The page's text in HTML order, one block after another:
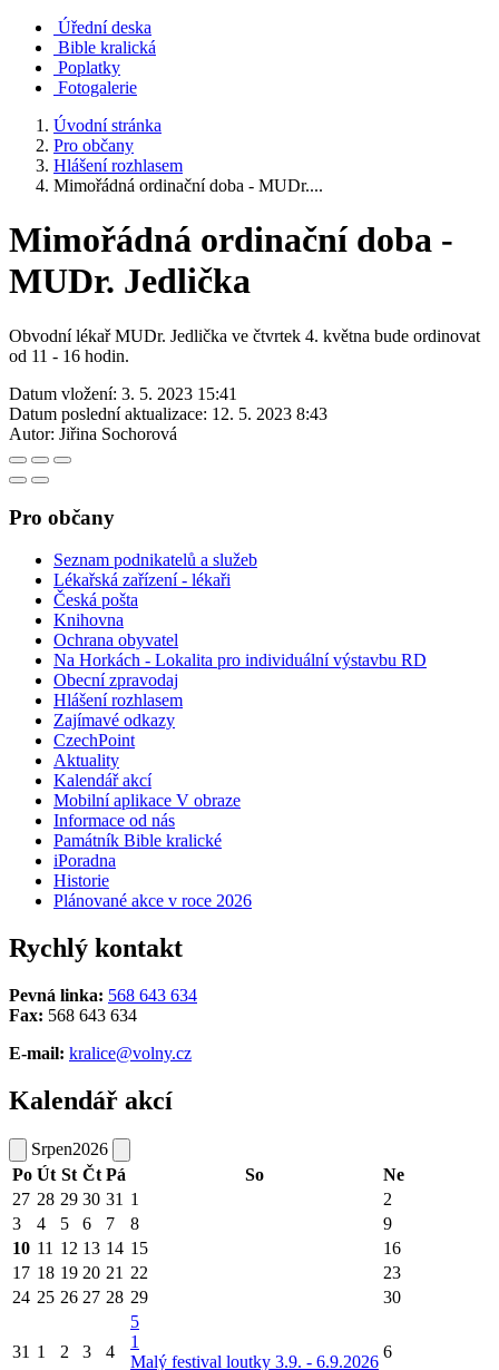
Úřední deska
Bible kralická
Poplatky
Fotogalerie
Úvodní stránka
Pro občany
Hlášení rozhlasem
Mimořádná ordinační doba - MUDr....
Mimořádná ordinační doba -
MUDr. Jedlička
Obvodní lékař MUDr. Jedlička ve čtvrtek 4. května bude ordinovat
od 11 - 16 hodin.
Datum vložení: 3. 5. 2023 15:41
Datum poslední aktualizace: 12. 5. 2023 8:43
Autor: Jiřina Sochorová
Pro občany
Seznam podnikatelů a služeb
Lékařská zařízení - lékaři
Česká pošta
Knihovna
Ochrana obyvatel
Na Horkách - Lokalita pro individuální výstavbu RD
Obecní zpravodaj
Hlášení rozhlasem
Zajímavé odkazy
CzechPoint
Aktuality
Kalendář akcí
Mobilní aplikace V obraze
Informace od nás
Památník Bible kralické
iPoradna
Historie
Plánované akce v roce 2026
Rychlý kontakt
Pevná linka: 568 643 634
Fax: 568 643 634
E-mail: kralice@volny.cz
Kalendář akcí
Srpen2026
Po Út St Čt Pá So
Ne
27 28 29 30 31 1
2
3
4 5 6 7 8
9
10 11 12 13 14 15
16
17 18 19 20 21 22
23
24 25 26 27 28 29 30
31 1 2 3 4
5
1
Malý festival loutky 3.9. - 6.9.2026
6